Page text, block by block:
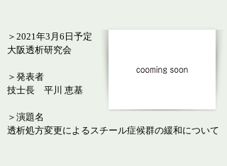
＞2021年3月6日予定
大阪透析研究会
＞発表者
技士長 平川 恵基
＞演題名
透析処方変更によるスチール症候群の緩和について